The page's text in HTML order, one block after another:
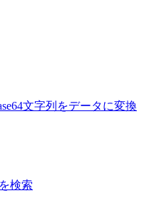
文字列をデータに変換
検索